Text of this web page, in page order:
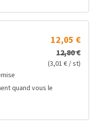
12,05 €
12,80 €
(3,01 € / st)
quand vous le